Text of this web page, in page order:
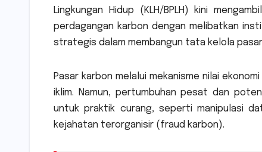
Lingkungan Hidup (KLH/BPLH) kini
perdagangan karbon dengan melibatkan
strategis dalam membangun tata kelola
Pasar karbon melalui mekanisme nilai
iklim. Namun, pertumbuhan pesat dan
untuk praktik curang, seperti manipulasi
kejahatan terorganisir (fraud karbon).